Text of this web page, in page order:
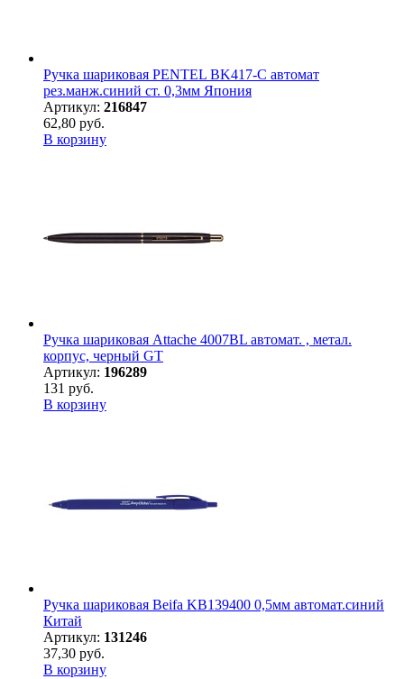
Ручка шариковая PENTEL BK417-С автомат
рез.манж.синий ст. 0,3мм Япония
Артикул: 216847
62,80 руб.
В корзину
Ручка шариковая Attache 4007BL автомат. , метал.
корпус, черный GT
Артикул: 196289
131 руб.
В корзину
Ручка шариковая Beifa KB139400 0,5мм автомат.синий
Китай
Артикул: 131246
37,30 руб.
В корзину